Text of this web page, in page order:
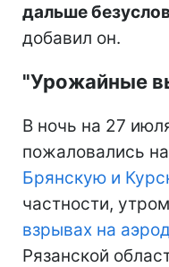
дальше
добавил он.
"Урожайные
В ночь на 27
пожаловались на
Брянскую и
частности,
взрывах на
Рязанской